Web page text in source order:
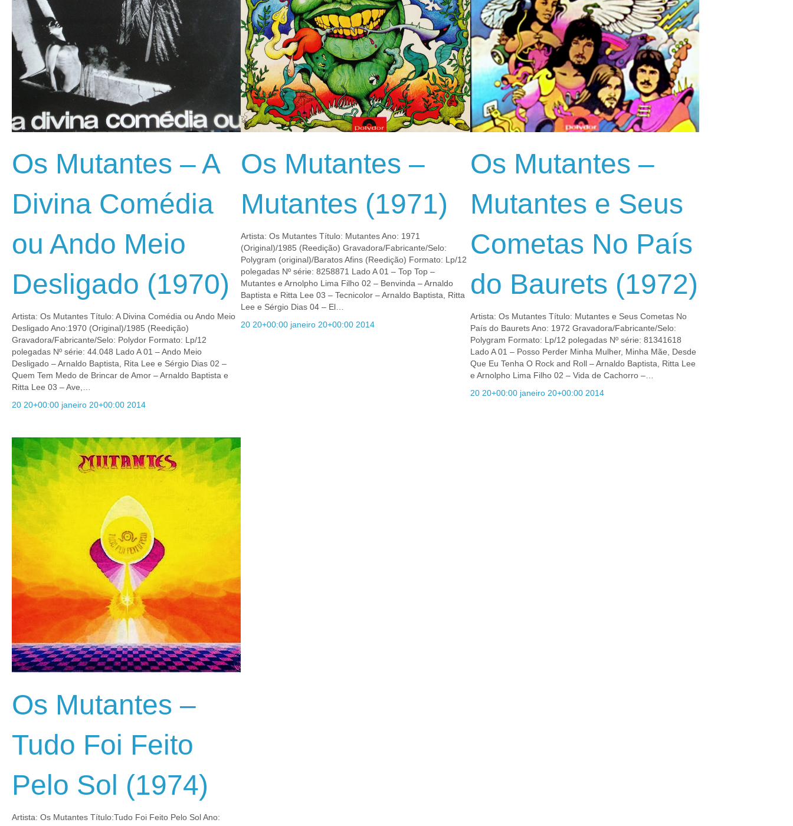
Os Mutantes – A
Divina Comédia
ou Ando Meio
Desligado (1970)
Artista: Os Mutantes Título: A Divina Comédia ou Ando Meio
Desligado Ano:1970 (Original)/1985 (Reedição)
Gravadora/Fabricante/Selo: Polydor Formato: Lp/12
polegadas Nº série: 44.048 Lado A 01 – Ando Meio
Desligado – Arnaldo Baptista, Rita Lee e Sérgio Dias 02 –
Quem Tem Medo de Brincar de Amor – Arnaldo Baptista e
Ritta Lee 03 – Ave,…
20 20+00:00 janeiro 20+00:00 2014
Os Mutantes –
Mutantes (1971)
Artista: Os Mutantes Título: Mutantes Ano: 1971
(Original)/1985 (Reedição) Gravadora/Fabricante/Selo:
Polygram (original)/Baratos Afins (Reedição) Formato: Lp/12
polegadas Nº série: 8258871 Lado A 01 – Top Top –
Mutantes e Arnolpho Lima Filho 02 – Benvinda – Arnaldo
Baptista e Ritta Lee 03 – Tecnicolor – Arnaldo Baptista, Ritta
Lee e Sérgio Dias 04 – El…
20 20+00:00 janeiro 20+00:00 2014
Os Mutantes –
Mutantes e Seus
Cometas No País
do Baurets (1972)
Artista: Os Mutantes Título: Mutantes e Seus Cometas No
País do Baurets Ano: 1972 Gravadora/Fabricante/Selo:
Polygram Formato: Lp/12 polegadas Nº série: 81341618
Lado A 01 – Posso Perder Minha Mulher, Minha Mãe, Desde
Que Eu Tenha O Rock and Roll – Arnaldo Baptista, Ritta Lee
e Arnolpho Lima Filho 02 – Vida de Cachorro –…
20 20+00:00 janeiro 20+00:00 2014
Os Mutantes –
Tudo Foi Feito
Pelo Sol (1974)
Artista: Os Mutantes Título:Tudo Foi Feito Pelo Sol Ano: